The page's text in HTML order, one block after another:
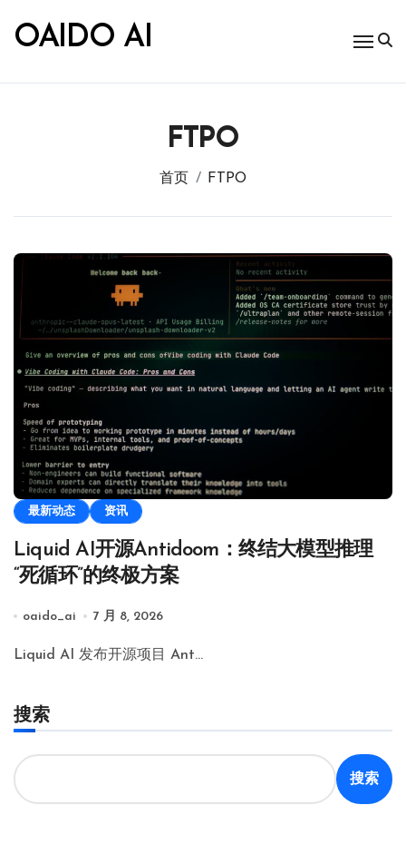
OAIDO AI
FTPO
首页 FTPO
最新动态 资讯
Liquid AI开源Antidoom：终结大模型推理
“死循环”的终极方案
oaido_ai 7 月 8, 2026
Liquid AI 发布开源项目 Ant…
搜索
搜索